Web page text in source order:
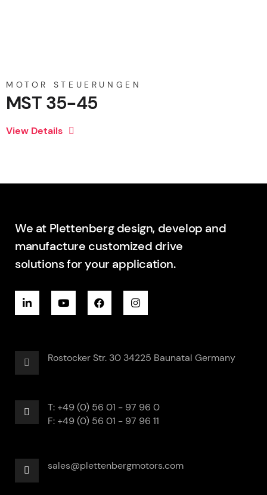
MOTOR STEUERUNGEN
MST 35-45
We at Plettenberg design, develop and
manufacture customized drive
solutions for your application.
Rostocker Str. 30 34225 Baunatal Germany
T: +49 (0) 56 01 - 97 96 0
F: +49 (0) 56 01 - 97 96 11
sales@plettenbergmotors.com